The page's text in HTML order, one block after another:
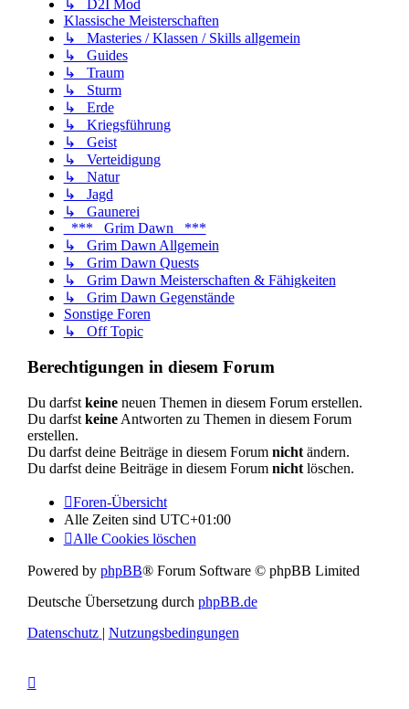
↳ D2I Mod
Klassische Meisterschaften
↳ Masteries / Klassen / Skills allgemein
↳ Guides
↳ Traum
↳ Sturm
↳ Erde
↳ Kriegsführung
↳ Geist
↳ Verteidigung
↳ Natur
↳ Jagd
↳ Gaunerei
*** Grim Dawn ***
↳ Grim Dawn Allgemein
↳ Grim Dawn Quests
↳ Grim Dawn Meisterschaften & Fähigkeiten
↳ Grim Dawn Gegenstände
Sonstige Foren
↳ Off Topic
Berechtigungen in diesem Forum
Du darfst keineneuen Themen in diesem Forum erstellen.
Du darfst keineAntworten zu Themen in diesem Forum
erstellen.
Du darfst deine Beiträge in diesem Forum nichtändern.
Du darfst deine Beiträge in diesem Forum nichtlöschen.
Foren-Übersicht
Alle Zeiten sind UTC+01:00
Alle Cookies löschen
Powered by phpBB® Forum Software © phpBB Limited
Deutsche Übersetzung durch phpBB.de
Datenschutz | Nutzungsbedingungen